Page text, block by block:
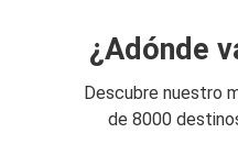
¿Adónde
Descubre nuestro
de 8000